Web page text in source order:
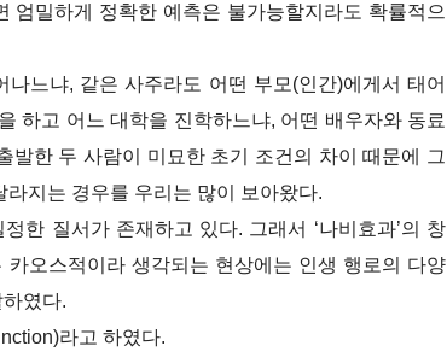
엄밀하게 정확한 예측은 불가능할지라도 확률적으
느냐, 같은 사주라도 어떤 부모(인간)에게서 태어
하고 어느 대학을 진학하느냐, 어떤 배우자와 동료
발한 두 사람이 미묘한 초기 조건의 차이 때문에 그
지는 경우를 우리는 많이 보아왔다.
한 질서가 존재하고 있다. 그래서 ‘나비효과’의 창
오스적이라 생각되는 현상에는 인생 행로의 다양
였다.
라고 하였다.